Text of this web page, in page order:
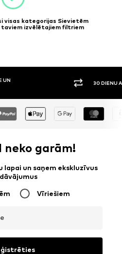
visas kategorijas Sievietēm
izvēlētajiem filtriem
TIESĪBAS APMAKSA
neko garām!
lapai un saņem ekskluzīvus
Vīriešiem